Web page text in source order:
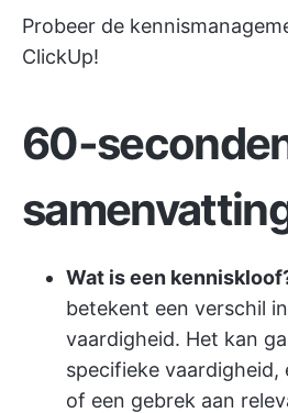
Probeer de
ClickUp!
60-
Wat is een
betekent een verschil
vaardigheid. Het kan
specifieke
of een gebrek aan